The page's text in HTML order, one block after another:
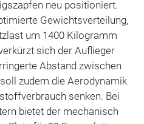
neu positioniert.
Gewichtsverteilung,
um 1400 Kilogramm
sich der Auflieger
Abstand zwischen
zudem die Aerodynamik
senken. Bei
bietet der mechanisch